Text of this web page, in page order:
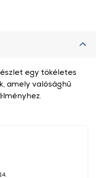
egy tökéletes
amely valósághű